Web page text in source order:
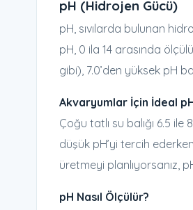
pH (Hidrojen Gücü)
pH, sıvılarda bulunan
pH, 0 ila 14 arasında
gibi), 7.0’den yüksek pH
Akvaryumlar İçin İdeal
Çoğu tatlı su balığı 6.5
düşük pH’yi tercih
üretmeyi planlıyorsanız,
pH Nasıl Ölçülür?